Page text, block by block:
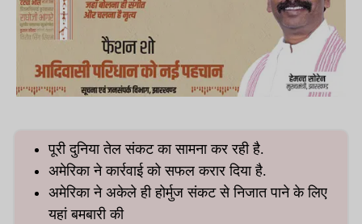
पूरी दुनिया तेल संकट का सामना कर रही है.
अमेरिका ने कार्रवाई को सफल करार दिया है.
अमेरिका ने अकेले ही होर्मुज संकट से निजात पाने के लिए
यहां बमबारी की